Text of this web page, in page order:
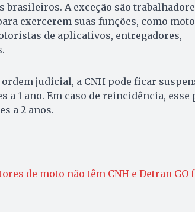
brasileiros. A exceção são
exercerem suas funções, como
de aplicativos, entregadores,
judicial, a CNH pode ficar
a 1 ano. Em caso de reincidência, esse
a 2 anos.
de moto não têm CNH e Detran GO